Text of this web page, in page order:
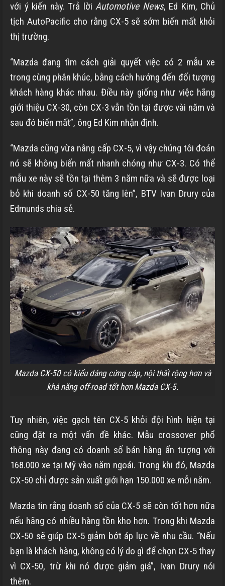
với ý kiến này. Trả lời Automotive News, Ed Kim, Chủ
tịch AutoPacific cho rằng CX-5 sẽ sớm biến mất khỏi
thị trường.
“Mazda đang tìm cách giải quyết việc có 2 mẫu xe
trong cùng phân khúc, bằng cách hướng đến đối tượng
khách hàng khác nhau. Điều này giống như việc hãng
giới thiệu CX-30, còn CX-3 vẫn tồn tại được vài năm và
sau đó biến mất”, ông Ed Kim nhận định.
“Mazda cũng vừa nâng cấp CX-5, vì vậy chúng tôi đoán
nó sẽ không biến mất nhanh chóng như CX-3. Có thể
mẫu xe này sẽ tồn tại thêm 3 năm nữa và sẽ được loại
bỏ khi doanh số CX-50 tăng lên”, BTV Ivan Drury của
Edmunds chia sẻ.
Mazda CX-50 có kiểu dáng cứng cáp, nội thất rộng hơn và
khả năng off-road tốt hơn Mazda CX-5.
Tuy nhiên, việc gạch tên CX-5 khỏi đội hình hiện tại
cũng đặt ra một vấn đề khác. Mẫu crossover phổ
thông này đang có doanh số bán hàng ấn tượng với
168.000 xe tại Mỹ vào năm ngoái. Trong khi đó, Mazda
CX-50 chỉ được sản xuất giới hạn 150.000 xe mỗi năm.
Mazda tin rằng doanh số của CX-5 sẽ còn tốt hơn nữa
nếu hãng có nhiều hàng tồn kho hơn. Trong khi Mazda
CX-50 sẽ giúp CX-5 giảm bớt áp lực về nhu cầu. “Nếu
bạn là khách hàng, không có lý do gì để chọn CX-5 thay
vì CX-50, trừ khi nó được giảm giá”, Ivan Drury nói
thêm.